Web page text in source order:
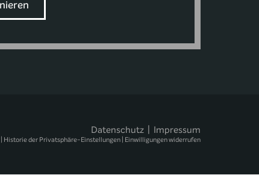
Datenschutz Impressum
Historie der Privatsphäre-Einstellungen Einwilligungen widerrufen